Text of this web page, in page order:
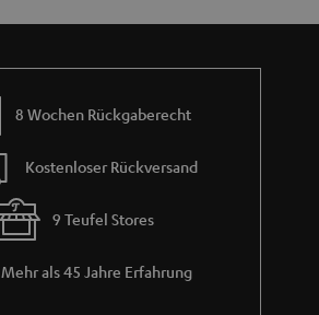
8 Wochen Rückgaberecht
Kostenloser Rückversand
9 Teufel Stores
Mehr als 45 Jahre Erfahrung